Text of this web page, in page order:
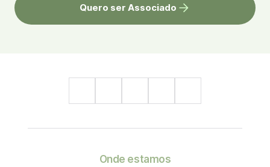
Quero ser Associado
Onde estamos